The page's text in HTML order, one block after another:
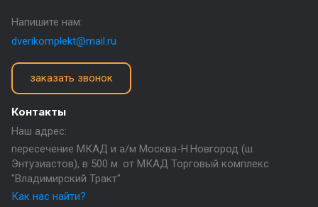
Контакты
Наш адрес:
пересечение МКАД и а/м Москва-Н.Новгород (ш.
Энтузиастов), в 500 м. от МКАД Торговый комплекс
"Владимирский Тракт"
Как нас найти?
Напишите нам:
dverikomplekt@mail.ru
заказать звонок